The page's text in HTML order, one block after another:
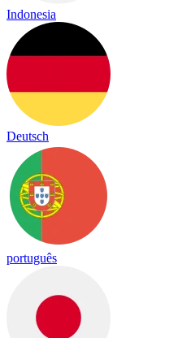
Indonesia
Deutsch
português